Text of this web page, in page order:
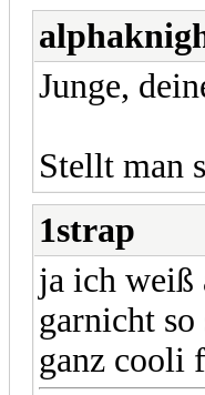
Junge,
Stellt man
1strap
ja ich weiß
garnicht
ganz cooli